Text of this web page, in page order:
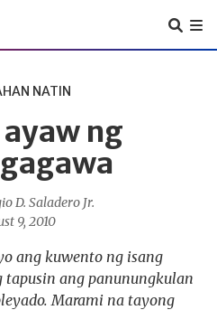
NATIN
ng
D. Saladero Jr.
9, 2010
ang kuwento ng isang
ang panunungkulan
Marami na tayong